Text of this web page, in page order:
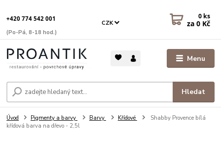
Menu
CZK
Hledat
+420 774 542 001
(Po-Pá, 8-18 hod.)
0 ks
za 0 Kč
Úvod Pigmenty a barvy Barvy Křídové
Shabby Provence bílá
křídová barva na dřevo - 2,5l